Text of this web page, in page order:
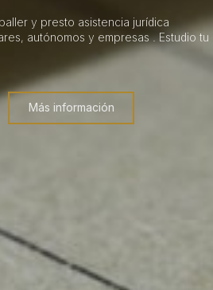
y presto asistencia jurídica
autónomos y empresas . Estudio tu
Más información